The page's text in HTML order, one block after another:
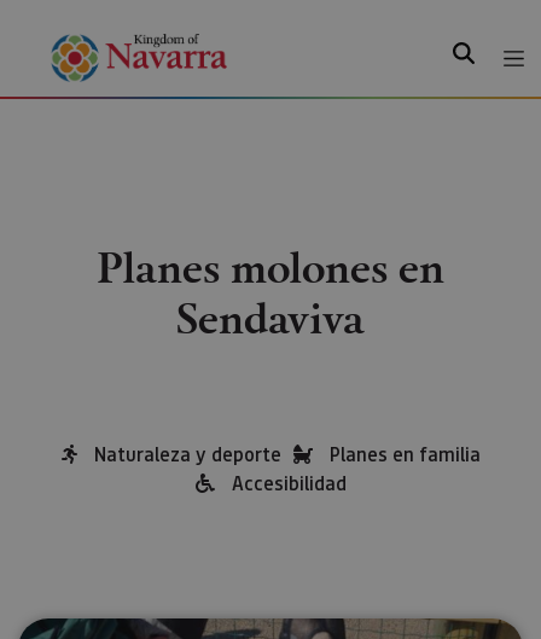
Search
Planes molones en
Sendaviva
Naturaleza y deporte
Planes en familia
Accesibilidad